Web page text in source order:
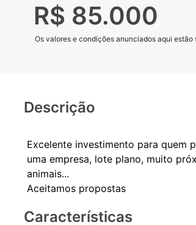
R$ 85.000
Os valores e condições anunciados aqui estão
Descrição
Excelente investimento para quem
uma empresa, lote plano, muito
animais...
Características